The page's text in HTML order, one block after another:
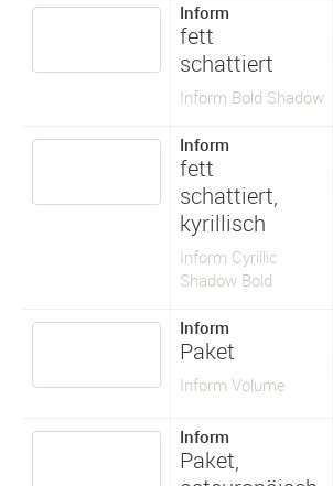
Inform
fett
schattiert
Inform Bold Shadow
Inform
fett
schattiert,
kyrillisch
Inform Cyrillic
Shadow Bold
Inform
Paket
Inform Volume
Inform
Paket,